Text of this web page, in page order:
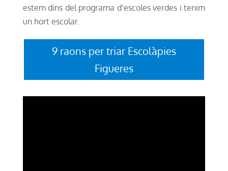
estem dins del programa d’escoles verdes i tenim
un hort escolar.
9 raons per triar Escolàpies
Figueres